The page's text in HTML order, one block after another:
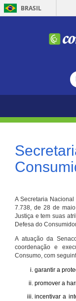
BRASIL
A Secretaria
7.738, de 28 de
Justiça e tem suas
Defesa do
A atuação da
coordenação e
Consumo, com
garantir a
promover a
incentivar a